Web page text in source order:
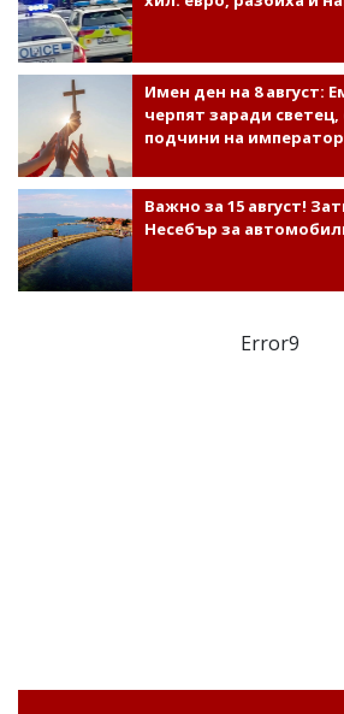
Имен ден на 8 август:
черпят заради светец,
подчини на император
Важно за 15 август!
Несебър за
Error9